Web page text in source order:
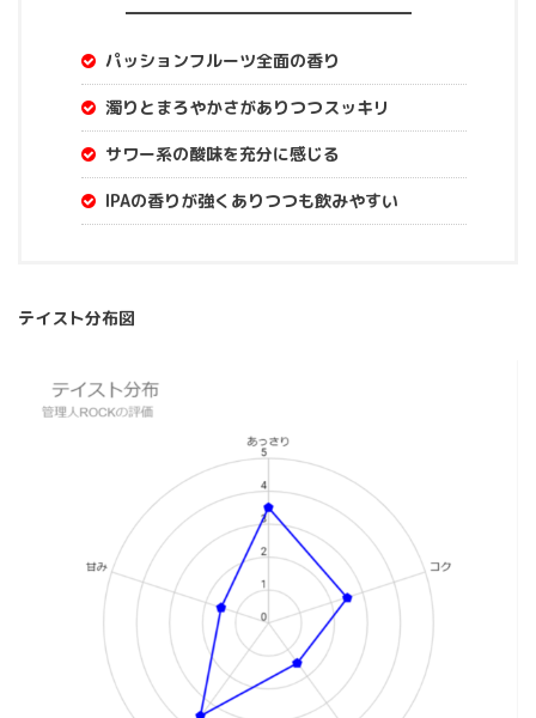
パッションフルーツ全面の香り
濁りとまろやかさがありつつスッキリ
サワー系の酸味を充分に感じる
IPAの香りが強くありつつも飲みやすい
テイスト分布図